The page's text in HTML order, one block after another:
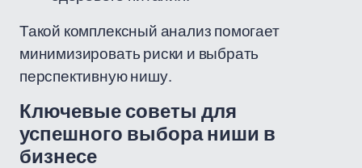
Такой комплексный анализ помогает
минимизировать риски и выбрать
перспективную нишу.
Ключевые советы для
успешного выбора ниши в
бизнесе